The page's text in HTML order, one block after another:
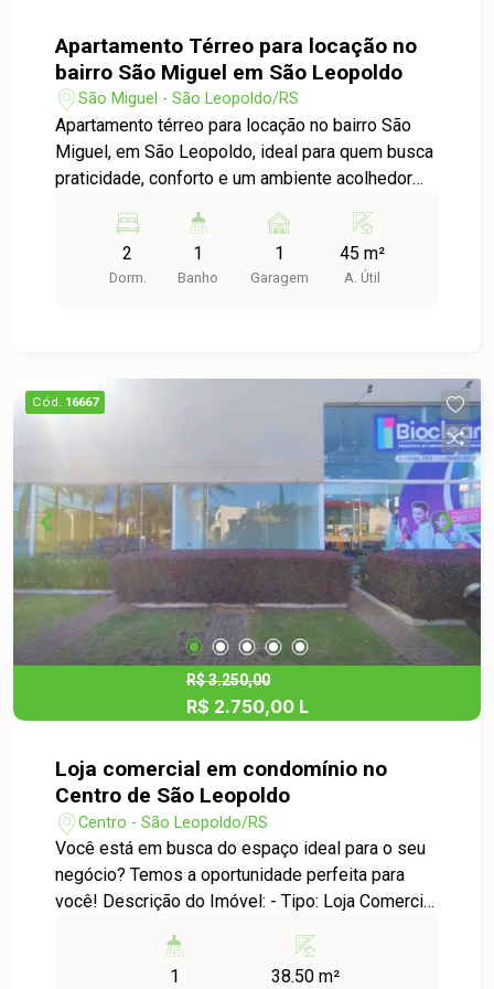
Apartamento Térreo para locação no
bairro São Miguel em São Leopoldo
São Miguel - São Leopoldo/RS
Apartamento térreo para locação no bairro São
Miguel, em São Leopoldo, ideal para quem busca
praticidade, conforto e um ambiente acolhedor
distribuídos, sala e cozinha integradas por um
charmoso passa-pratos, trazendo mais
funcionalidade e integração aos ambientes,
praticidade na rotina. Localizado em um
condomínio muito bem organizado, arborizado e
com agradável área de convivência, perfeito para
quem valoriza tranquilidade e qualidade de vida.
Sua localização é outro diferencial, estando
próximo ao comércio local, escolas, mercados e
serviços essenciais, além de contar com fácil
acesso ao centro da cidade. Agende sua visita e
se encante com o charme deste apartamento!
2
Dorm.
1
Banho
1
Garagem
45 m²
A. Útil
Cód. 16667
R$ 3.250,00
R$ 2.750,00 L
Loja comercial em condomínio no
Centro de São Leopoldo
Centro - São Leopoldo/RS
Você está em busca do espaço ideal para o seu
negócio? Temos a oportunidade perfeita para
você! Descrição do Imóvel: - Tipo: Loja Comercial
localização, em um dos pontos mais
1 38.50 m²